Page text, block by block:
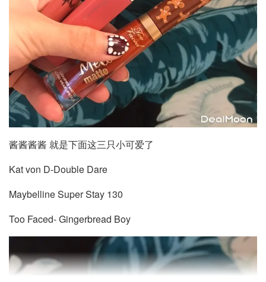
酱酱酱酱 就是下面这三只小可爱了
Kat von D-Double Dare
Maybelline Super Stay 130
Too Faced- Gingerbread Boy